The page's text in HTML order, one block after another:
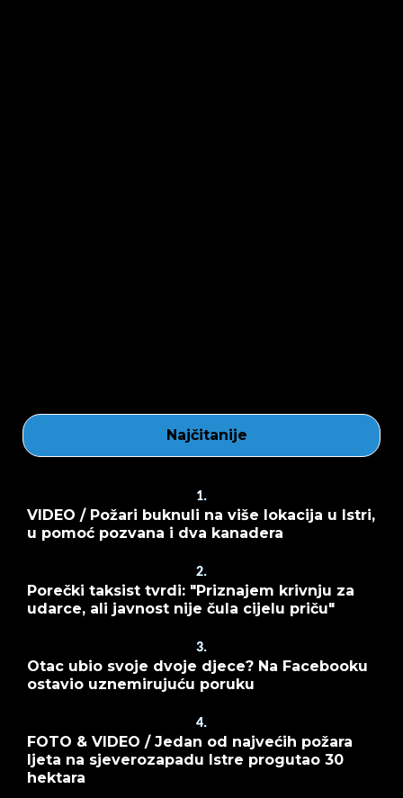
Najčitanije
1.
VIDEO / Požari buknuli na više lokacija u Istri,
u pomoć pozvana i dva kanadera
2.
Porečki taksist tvrdi: "Priznajem krivnju za
udarce, ali javnost nije čula cijelu priču"
3.
Otac ubio svoje dvoje djece? Na Facebooku
ostavio uznemirujuću poruku
4.
FOTO & VIDEO / Jedan od najvećih požara
ljeta na sjeverozapadu Istre progutao 30
hektara